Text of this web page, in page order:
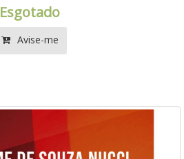
Esgotado
Avise-me